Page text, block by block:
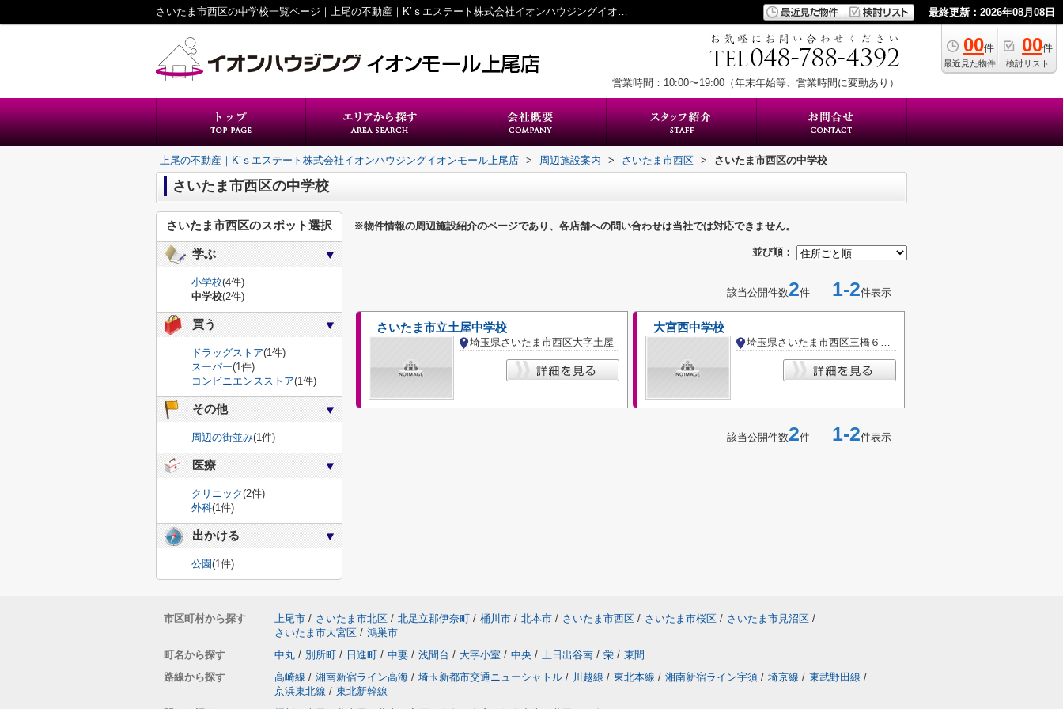
さいたま市西区の中学校一覧ページ｜上尾の不動産｜K’ｓエステート株式会社イオンハウジングイオンモール上尾店 最終更新：2026年08月08日
00件
最近見た物件
00件
検討リスト
営業時間：10:00〜19:00（年末年始等、営業時間に変動あり）
上尾の不動産｜K’ｓエステート株式会社イオンハウジングイオンモール上尾店 > 周辺施設案内 > さいたま市西区 > さいたま市西区の中学校
さいたま市西区の中学校
※物件情報の周辺施設紹介のページであり、各店舗への問い合わせは当社では対応できません。
並び順：
該当公開件数2件 1-2件表示
さいたま市立土屋中学校
埼玉県さいたま市西区大字土屋
大宮西中学校
埼玉県さいたま市西区三橋６丁目
該当公開件数2件 1-2件表示
さいたま市西区のスポット選択
学ぶ
小学校(4件)
中学校(2件)
買う
ドラッグストア(1件)
スーパー(1件)
コンビニエンスストア(1件)
その他
周辺の街並み(1件)
医療
クリニック(2件)
外科(1件)
出かける
公園(1件)
市区町村から探す 上尾市 / さいたま市北区 / 北足立郡伊奈町 / 桶川市 / 北本市 / さいたま市西区 / さいたま市桜区 / さいたま市見沼区 /
さいたま市大宮区 / 鴻巣市
町名から探す
中丸 / 別所町 / 日進町 / 中妻 / 浅間台 / 大字小室 / 中央 / 上日出谷南 / 栄 / 東間
路線から探す
高崎線 / 湘南新宿ライン高海 / 埼玉新都市交通ニューシャトル / 川越線 / 東北本線 / 湘南新宿ライン宇須 / 埼京線 / 東武野田線 /
京浜東北線 / 東北新幹線